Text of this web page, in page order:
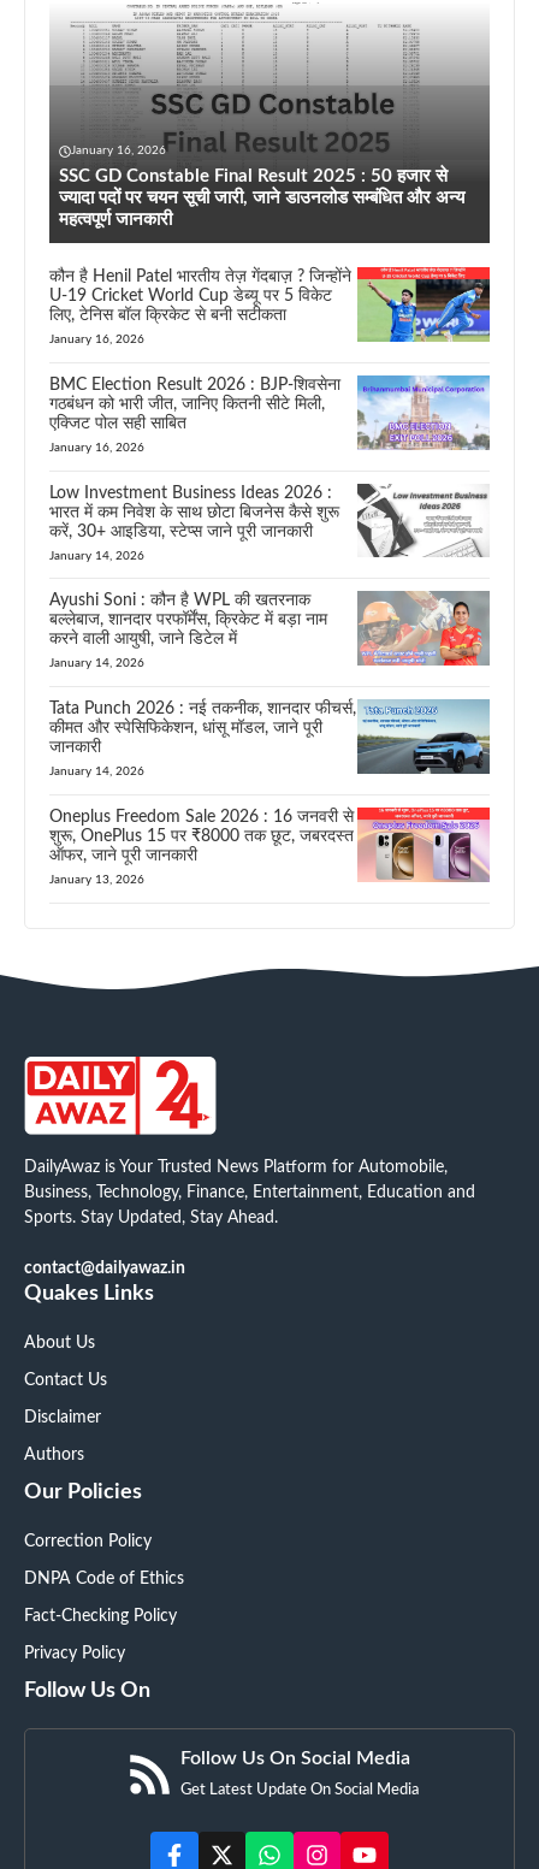
January 16, 2026
SSC GD Constable Final Result 2025 : 50 हजार से
ज्यादा पदों पर चयन सूची जारी, जाने डाउनलोड सम्बंधित और अन्य
महत्वपूर्ण जानकारी
कौन है Henil Patel भारतीय तेज़ गेंदबाज़ ? जिन्होंने
U-19 Cricket World Cup डेब्यू पर 5 विकेट
लिए, टेनिस बॉल क्रिकेट से बनी सटीकता
January 16, 2026
BMC Election Result 2026 : BJP-शिवसेना
गठबंधन को भारी जीत, जानिए कितनी सीटे मिली,
एक्जिट पोल सही साबित
January 16, 2026
Low Investment Business Ideas 2026 :
भारत में कम निवेश के साथ छोटा बिजनेस कैसे शुरू
करें, 30+ आइडिया, स्टेप्स जाने पूरी जानकारी
January 14, 2026
Ayushi Soni : कौन है WPL की खतरनाक
बल्लेबाज, शानदार परफॉर्मेंस, क्रिकेट में बड़ा नाम
करने वाली आयुषी, जाने डिटेल में
January 14, 2026
Tata Punch 2026 : नई तकनीक, शानदार फीचर्स,
कीमत और स्पेसिफिकेशन, धांसू मॉडल, जाने पूरी
जानकारी
January 14, 2026
Oneplus Freedom Sale 2026 : 16 जनवरी से
शुरू, OnePlus 15 पर ₹8000 तक छूट, जबरदस्त
ऑफर, जाने पूरी जानकारी
January 13, 2026
DailyAwaz is Your Trusted News Platform for Automobile,
Business, Technology, Finance, Entertainment, Education and
Sports. Stay Updated, Stay Ahead.
contact@dailyawaz.in
Quakes Links
About Us
Contact Us
Disclaimer
Authors
Our Policies
Correction Policy
DNPA Code of Ethics
Fact-Checking Policy
Privacy Policy
Follow Us On
Follow Us On Social Media
Get Latest Update On Social Media